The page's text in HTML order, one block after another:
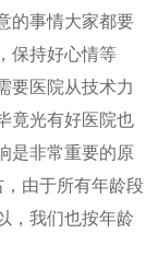
的事情大家都要
保持好心情等
要医院从技术力
竟光有好医院也
是非常重要的原
由于所有年龄段
，我们也按年龄